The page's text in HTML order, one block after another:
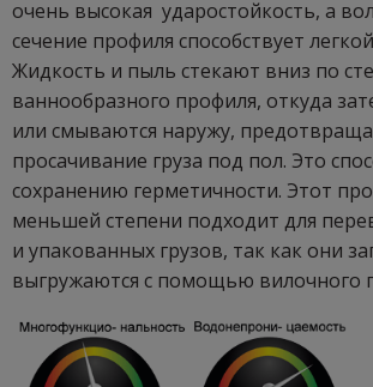
очень высокая ударостойкость, а
сечение профиля способствует
Жидкость и пыль стекают вниз по
ваннообразного профиля, откуда
или смываются наружу,
просачивание груза под пол. Это
сохранению герметичности. Этот
меньшей степени подходит для
и упакованных грузов, так как они
выгружаются с помощью вилочного